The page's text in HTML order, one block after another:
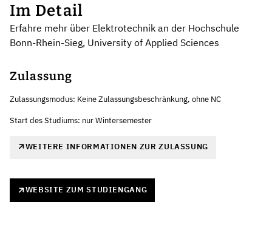
Im Detail
Erfahre mehr über Elektrotechnik an der Hochschule
Bonn-Rhein-Sieg, University of Applied Sciences
Zulassung
Zulassungsmodus: Keine Zulassungsbeschränkung, ohne NC
Start des Studiums: nur Wintersemester
WEITERE INFORMATIONEN ZUR ZULASSUNG
WEBSITE ZUM STUDIENGANG